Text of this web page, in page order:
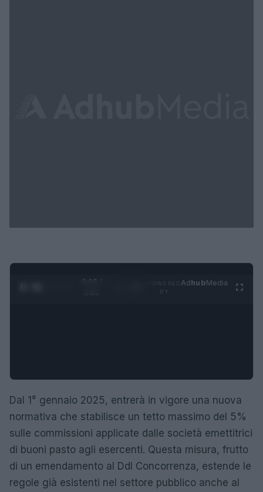
0:06 /
AdhubMedia
Dal 1° gennaio 2025, entrerà in vigore una nuova
normativa che stabilisce un tetto massimo del 5%
sulle commissioni applicate dalle società emettitrici
di buoni pasto agli esercenti. Questa misura, frutto
di un emendamento al Ddl Concorrenza, estende le
regole già esistenti nel settore pubblico anche al